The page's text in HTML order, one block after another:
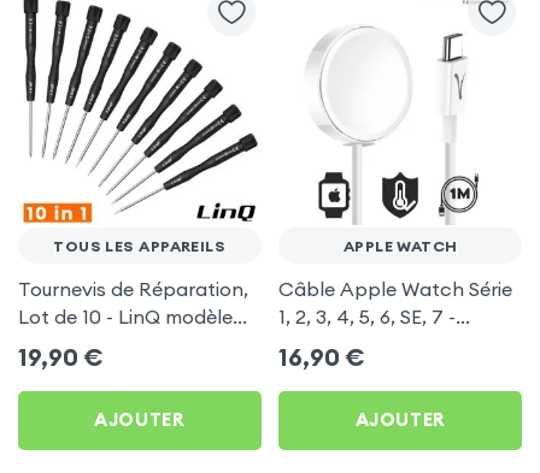
TOUS LES APPAREILS
Tournevis de Réparation,
Lot de 10 - LinQ modèle
BST8800E
19,90 €
AJOUTER
APPLE WATCH
Câble Apple Watch Série
1, 2, 3, 4, 5, 6, SE, 7 -
Connecteur USB-C 1m -
Blanc
16,90 €
AJOUTER